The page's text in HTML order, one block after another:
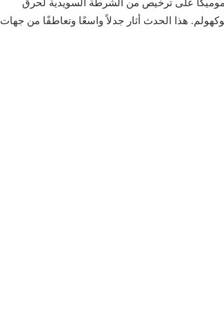
المبارك لعام 2023، حصل سلوان موميكا على ترخيص من الشرطة السويدية لحرق
هذا الحدث أثار جدلاً واسعًا وتعاطفًا من جهات